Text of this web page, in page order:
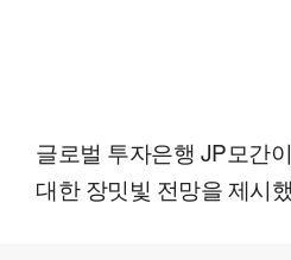
글로벌 투자은행 JP모간
대한 장밋빛 전망을 제시